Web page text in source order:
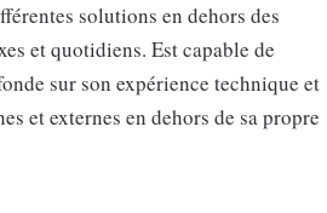
solutions en dehors des
et quotidiens. Est capable de
sur son expérience technique et
et externes en dehors de sa propre